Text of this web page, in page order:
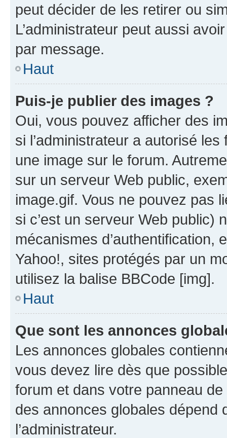
peut décider de les retirer ou
L’administrateur peut aussi
par message.
Haut
Puis-je publier des images ?
Oui, vous pouvez afficher des
si l’administrateur a autorisé
une image sur le forum.
sur un serveur Web public,
image.gif. Vous ne pouvez pas
si c’est un serveur Web public)
mécanismes d’authentification,
Yahoo!, sites protégés par un
utilisez la balise BBCode [img].
Haut
Que sont les annonces
Les annonces globales
vous devez lire dès que
forum et dans votre panneau
des annonces globales dépend
l’administrateur.